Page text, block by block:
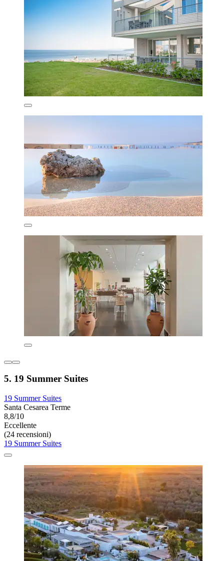
5. 19 Summer Suites
19 Summer Suites
Santa Cesarea Terme
8,8/10
Eccellente
(24 recensioni)
19 Summer Suites